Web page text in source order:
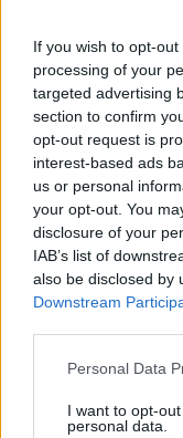
If you wish to opt-
processing of your
targeted advertising
section to confirm
opt-out request is
interest-based ads
us or personal
your opt-out. You
disclosure of your
IAB’s list of
also be disclosed by
Downstream
Personal Data
I want to opt-
personal data.
Aperçu du
Partager
Web et les